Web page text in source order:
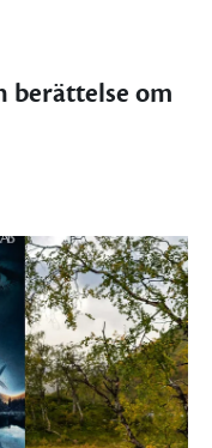
berättelse om